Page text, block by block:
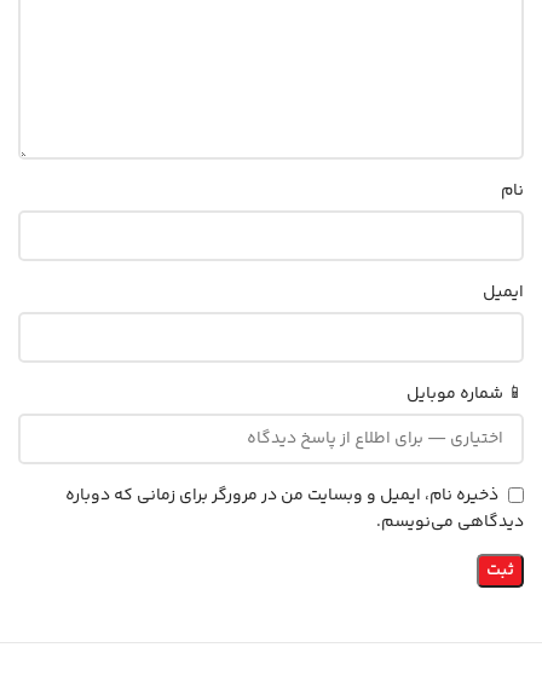
نام
ایمیل
📱 شماره موبایل
ذخیره نام، ایمیل و وبسایت من در مرورگر برای زمانی که دوباره
دیدگاهی می‌نویسم.